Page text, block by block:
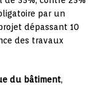
par un
dépassant 10
des travaux
du bâtiment,